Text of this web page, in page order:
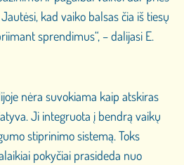
kad vaiko balsas čia iš tiesų
sprendimus“, – dalijasi E.
nėra suvokiama kaip atskiras
Ji integruota į bendrą vaikų
stiprinimo sistemą. Toks
pokyčiai prasideda nuo